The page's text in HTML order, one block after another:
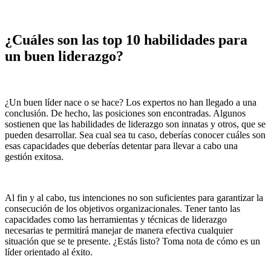
¿Cuáles son las top 10 habilidades para
un buen liderazgo?
¿Un buen líder nace o se hace? Los expertos no han llegado a una
conclusión. De hecho, las posiciones son encontradas. Algunos
sostienen que las habilidades de liderazgo son innatas y otros, que se
pueden desarrollar. Sea cual sea tu caso, deberías conocer cuáles son
esas capacidades que deberías detentar para llevar a cabo una
gestión exitosa.
Al fin y al cabo, tus intenciones no son suficientes para garantizar la
consecución de los objetivos organizacionales. Tener tanto las
capacidades como las herramientas y técnicas de liderazgo
necesarias te permitirá manejar de manera efectiva cualquier
situación que se te presente. ¿Estás listo? Toma nota de cómo es un
líder orientado al éxito.